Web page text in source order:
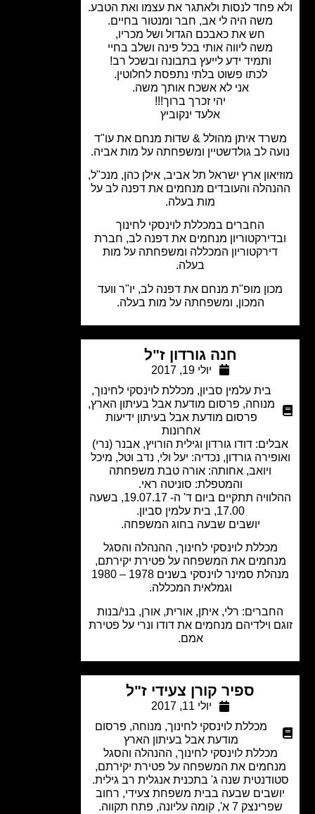
פחד לנסות ולאתגר את עצמו ואת הטבע.
משה היה לי אב, חבר ומנטור בחיים.
חש את כאבכם הגדול ושל מכריו,
משה ליווה אותי בכל פינה ושלב בחיי
ותמיד ידע לייעץ בתבונה ובשכל רב!
לכתו פשוט בלתי נתפסת לחלוטין.
אני לא אשכח אותך משה.
יהי זכרך ברוך!!!
אלעד ינקוביץ
איתן מהולל & שדות מנחם את עו"ד
לב גולדשטיין ומשפחתה על מות אביה.
ארץ ישראל תל אביב, אילן כהן, מנכ"ל,
והעובדים מנחמים את דפנה לב על
מות בעלה.
החברים במכללת לוינסקי לחינוך
מנחמים את דפנה לב, חברת
דירקטוריון המכללה ומשפחתה על מות
מופ"ת מנחם את דפנה לב, יו"ר וועד
המכון, ומשפחתה על מות בעלה.
חנה גורדון ז"ל
בית עלמין סביון,מכללת לוינסקי לחינוך,
מנוחה
פרסום מודעת אבל בעיתון הארץ,
פרסום מודעת אבל בעיתון ידיעות
אחרונות
דודו גורדון וגילית הורויץ, אבנר (נרי)
גורדון, נכדיה: יעל ולי, נדב וטל, מיכל
ויואב, אחותה: אורה טבת משפחתה
והמטפלת: סוניטה ראי.
ההלוויה תתקיים ביום ד' ה- 19.07.17, בשעה
יושבים שבעה בחוג המשפחה.
מכללת לוינסקי לחינוך, ההנהלה והסגל
את המשפחה על פטירת יקירתם,
מנהלת סמינר לוינסקי בשנים 1978 – 1980
וגמלאית המכללה.
רלי, איתן, אורית, אורן, בני/בנות
וילדיהם מנחמים את דודו ונרי על פטירת
ספיר קורן צעידי ז"ל
מכללת לוינסקי לחינוך, מנוחה, פרסום
מודעת אבל בעיתון הארץ
מכללת לוינסקי לחינוך, ההנהלה והסגל
את המשפחה על פטירת יקירתם,
שנה ג' בתכנית אנגלית רב גילית.
שבעה בבית משפחת צעידי, רחוב
7 א', קומה עליונה, פתח תקווה.